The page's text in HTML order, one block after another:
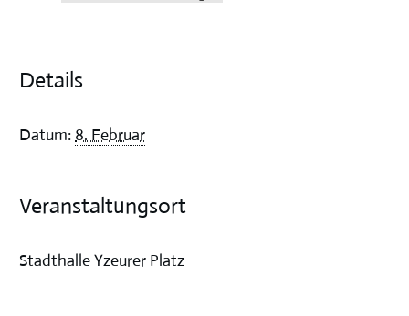
Details
Datum: 8. Februar
Veranstaltungsort
Stadthalle Yzeurer Platz